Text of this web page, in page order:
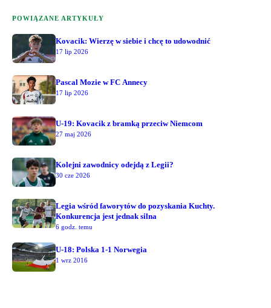
POWIĄZANE ARTYKUŁY
Kovacik: Wierzę w siebie i chcę to udowodnić
17 lip 2026
Pascal Mozie w FC Annecy
17 lip 2026
U-19: Kovacik z bramką przeciw Niemcom
27 maj 2026
Kolejni zawodnicy odejdą z Legii?
30 cze 2026
Legia wśród faworytów do pozyskania Kuchty.
Konkurencja jest jednak silna
6 godz. temu
U-18: Polska 1-1 Norwegia
1 wrz 2016